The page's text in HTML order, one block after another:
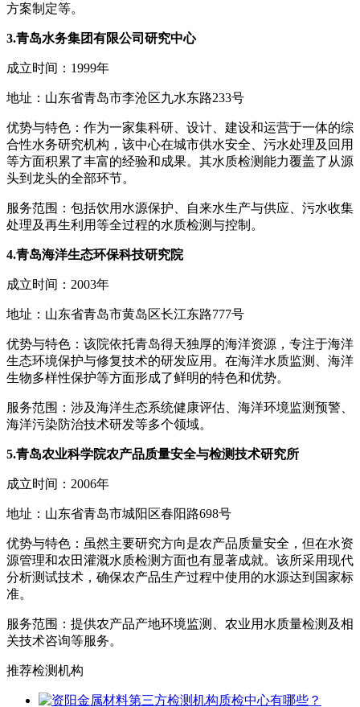
方案制定等。
3.青岛水务集团有限公司研究中心
成立时间：1999年
地址：山东省青岛市李沧区九水东路233号
优势与特色：作为一家集科研、设计、建设和运营于一体的综
合性水务研究机构，该中心在城市供水安全、污水处理及回用
等方面积累了丰富的经验和成果。其水质检测能力覆盖了从源
头到龙头的全部环节。
服务范围：包括饮用水源保护、自来水生产与供应、污水收集
处理及再生利用等全过程的水质检测与控制。
4.青岛海洋生态环保科技研究院
成立时间：2003年
地址：山东省青岛市黄岛区长江东路777号
优势与特色：该院依托青岛得天独厚的海洋资源，专注于海洋
生态环境保护与修复技术的研发应用。在海洋水质监测、海洋
生物多样性保护等方面形成了鲜明的特色和优势。
服务范围：涉及海洋生态系统健康评估、海洋环境监测预警、
海洋污染防治技术研发等多个领域。
5.青岛农业科学院农产品质量安全与检测技术研究所
成立时间：2006年
地址：山东省青岛市城阳区春阳路698号
优势与特色：虽然主要研究方向是农产品质量安全，但在水资
源管理和农田灌溉水质检测方面也有显著成就。该所采用现代
分析测试技术，确保农产品生产过程中使用的水源达到国家标
准。
服务范围：提供农产品产地环境监测、农业用水质量检测及相
关技术咨询等服务。
推荐检测机构